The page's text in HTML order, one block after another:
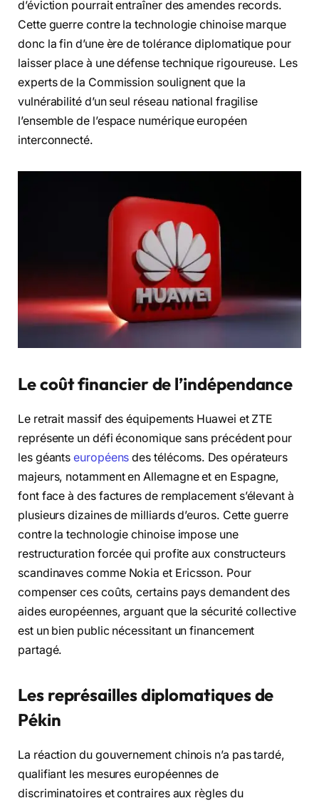
d’éviction pourrait entraîner des amendes records.
Cette guerre contre la technologie chinoise marque
donc la fin d’une ère de tolérance diplomatique pour
laisser place à une défense technique rigoureuse. Les
experts de la Commission soulignent que la
vulnérabilité d’un seul réseau national fragilise
l’ensemble de l’espace numérique européen
interconnecté.
Le coût financier de l’indépendance
Le retrait massif des équipements Huawei et ZTE
représente un défi économique sans précédent pour
les géantseuropéens des télécoms. Des opérateurs
majeurs, notamment en Allemagne et en Espagne,
font face à des factures de remplacement s’élevant à
plusieurs dizaines de milliards d’euros. Cette guerre
contre la technologie chinoise impose une
restructuration forcée qui profite aux constructeurs
scandinaves comme Nokia et Ericsson. Pour
compenser ces coûts, certains pays demandent des
aides européennes, arguant que la sécurité collective
est un bien public nécessitant un financement
partagé.
Les représailles diplomatiques de
Pékin
La réaction du gouvernement chinois n’a pas tardé,
qualifiant les mesures européennes de
discriminatoires et contraires aux règles du